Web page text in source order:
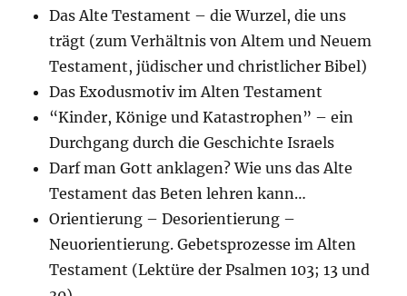
Das Alte Testament – die Wurzel, die uns
trägt (zum Verhältnis von Altem und Neuem
Testament, jüdischer und christlicher Bibel)
Das Exodusmotiv im Alten Testament
“Kinder, Könige und Katastrophen” – ein
Durchgang durch die Geschichte Israels
Darf man Gott anklagen? Wie uns das Alte
Testament das Beten lehren kann…
Orientierung – Desorientierung –
Neuorientierung. Gebetsprozesse im Alten
Testament (Lektüre der Psalmen 103; 13 und